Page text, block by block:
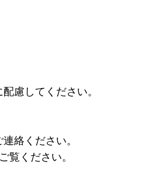
慮してください。
絡ください。
覧ください。